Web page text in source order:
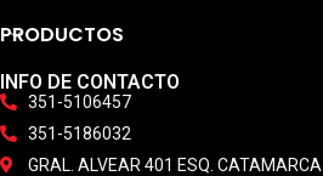
PRODUCTOS
INFO DE CONTACTO
351-5106457
351-5186032
GRAL. ALVEAR 401 ESQ. CATAMARCA